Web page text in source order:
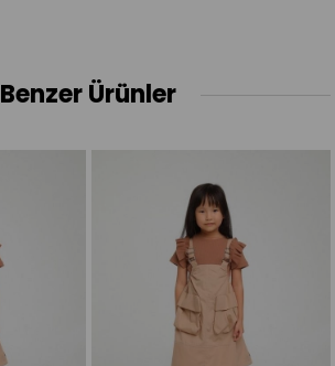
Benzer Ürünler